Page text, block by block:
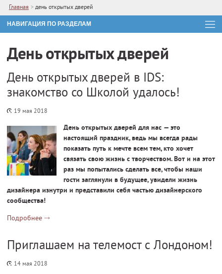
Главная > день открытых дверей
День открытых дверей
День открытых дверей в IDS:
знакомство со Школой удалось!
19 мая 2018
День открытых дверей для нас — это
настоящий праздник, ведь мы всегда рады
показать путь к мечте всем тем, кто хочет
связать свою жизнь с творчеством. Вот и на этот
раз мы попытались сделать все, чтобы наши
гости заглянули в будущее, увидели жизнь
дизайнера изнутри и представили себя частью дизайнерского
сообщества!
Подробнее
Приглашаем на телемост с Лондоном!
14 мая 2018
НАВИГАЦИЯ ПО РАЗДЕЛАМ